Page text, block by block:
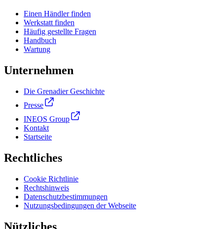
Einen Händler finden
Werkstatt finden
Häufig gestellte Fragen
Handbuch
Wartung
Unternehmen
Die Grenadier Geschichte
Presse
INEOS Group
Kontakt
Startseite
Rechtliches
Cookie Richtlinie
Rechtshinweis
Datenschutzbestimmungen
Nutzungsbedingungen der Webseite